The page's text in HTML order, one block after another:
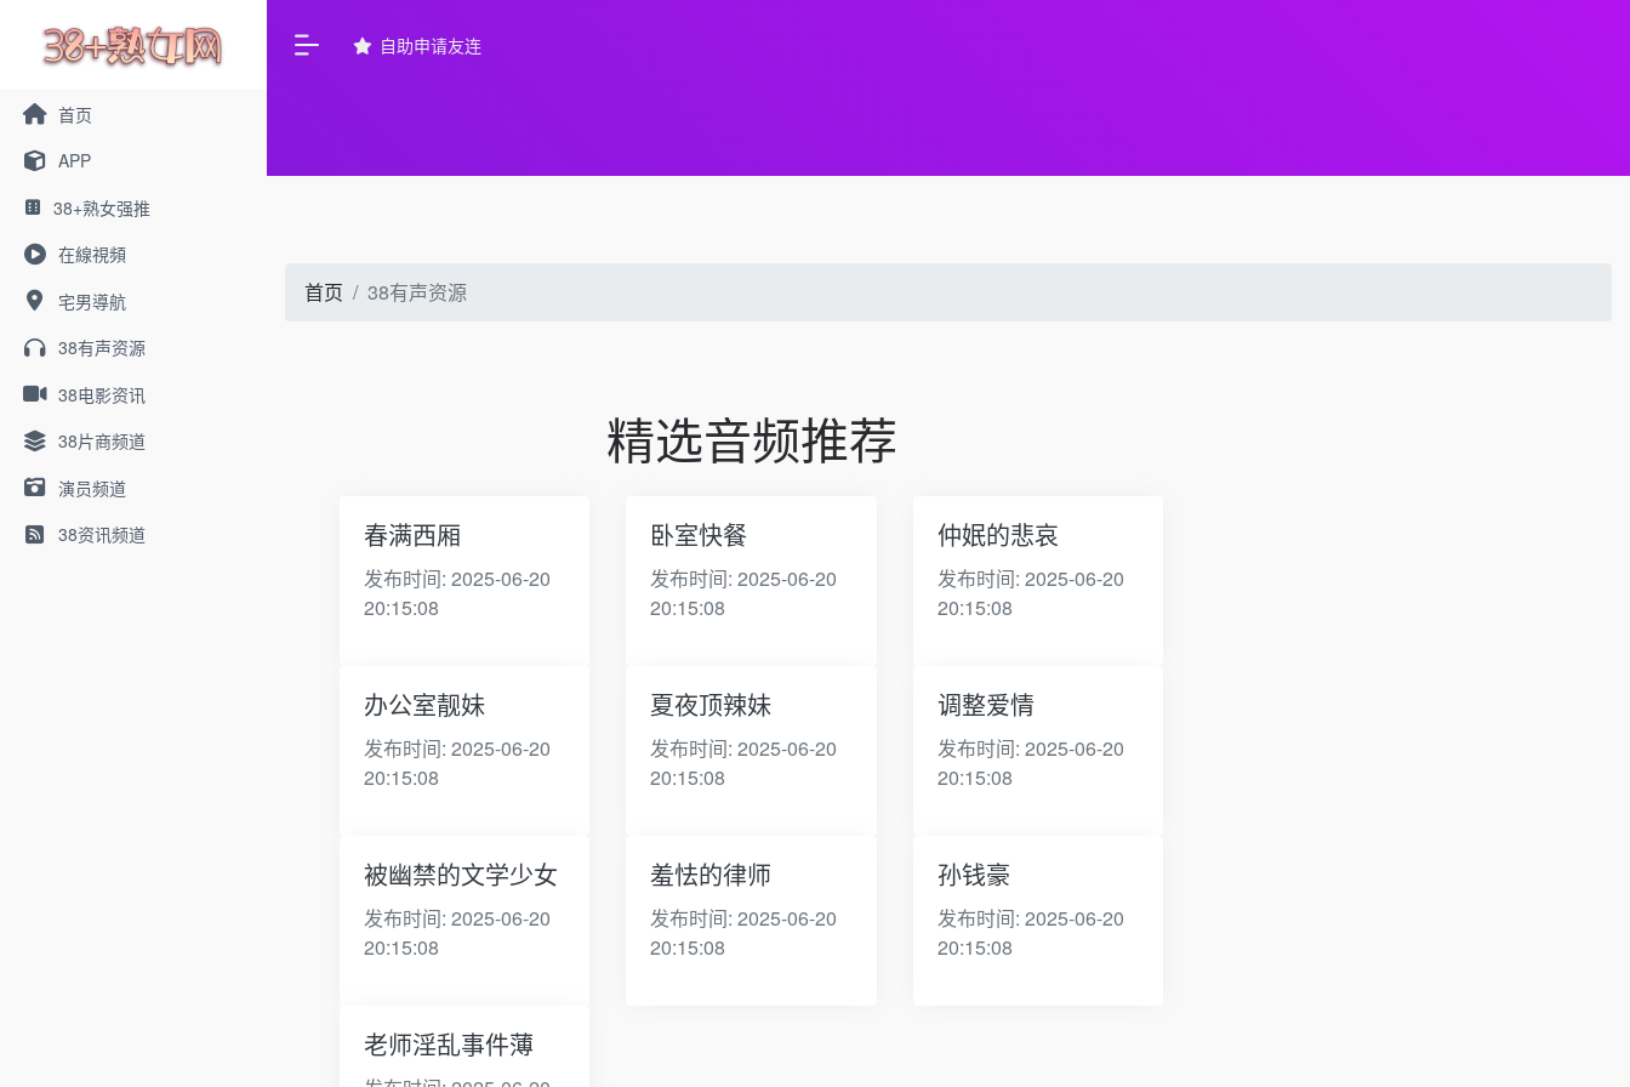
首页
APP
38+熟女强推
在線視頻
宅男導航
38有声资源
38电影资讯
38片商频道
演员频道
38资讯频道
自助申请友连
首页 38有声资源
精选音频推荐
春满西厢
发布时间: 2025-06-20
20:15:08
卧室快餐
发布时间: 2025-06-20
20:15:08
仲姄的悲哀
发布时间: 2025-06-20
20:15:08
办公室靓妹
发布时间: 2025-06-20
20:15:08
夏夜顶辣妹
发布时间: 2025-06-20
20:15:08
调整爱情
发布时间: 2025-06-20
20:15:08
被幽禁的文学少女
发布时间: 2025-06-20
20:15:08
羞怯的律师
发布时间: 2025-06-20
20:15:08
孙钱豪
发布时间: 2025-06-20
20:15:08
老师淫乱事件薄